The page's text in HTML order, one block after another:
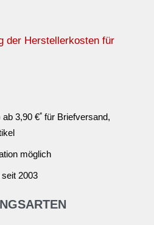
der Herstellerkosten für
3,90 €*für Briefversand,
möglich
2003